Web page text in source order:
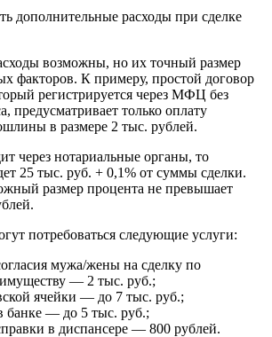
дополнительные расходы при сделке
возможны, но их точный размер
факторов. К примеру, простой договор
регистрируется через МФЦ без
предусматривает только оплату
в размере 2 тыс. рублей.
через нотариальные органы, то
25 тыс. руб. + 0,1% от суммы сделки.
размер процента не превышает
потребоваться следующие услуги:
мужа/жены на сделку по
— 2 тыс. руб.;
ячейки — до 7 тыс. руб.;
банке — до 5 тыс. руб.;
в диспансере — 800 рублей.